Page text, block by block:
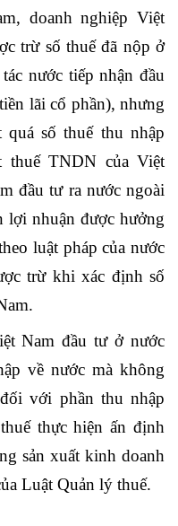
doanh nghiệp Việt
trừ số thuế đã nộp ở
nước tiếp nhận đầu
lãi cổ phần), nhưng
số thuế thu nhập
thuế TNDN của Việt
đầu tư ra nước ngoài
lợi nhuận được hưởng
luật pháp của nước
trừ khi xác định số
Nam đầu tư ở nước
về nước mà không
với phần thu nhập
thực hiện ấn định
sản xuất kinh doanh
Luật Quản lý thuế.